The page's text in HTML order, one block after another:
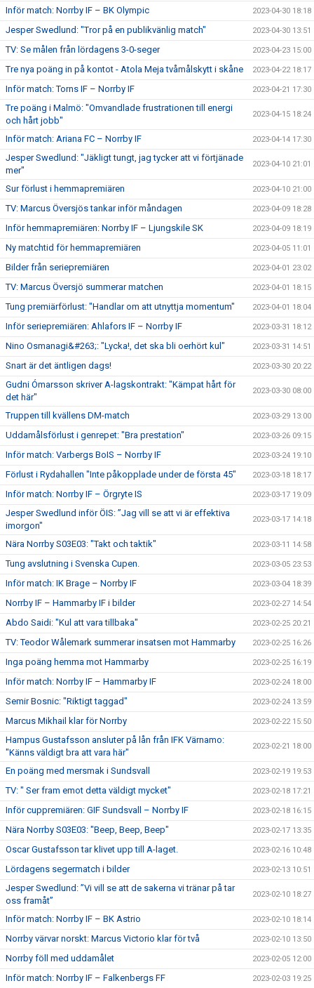
Inför match: Norrby IF – BK Olympic 2023-04-30 18:18
Jesper Swedlund: "Tror på en publikvänlig match" 2023-04-30 13:51
TV: Se målen från lördagens 3-0-seger 2023-04-23 15:00
Tre nya poäng in på kontot - Atola Meja tvåmålskytt i skåne 2023-04-22 18:17
Inför match: Torns IF – Norrby IF 2023-04-21 17:30
Tre poäng i Malmö: "Omvandlade frustrationen till energi
och hårt jobb"
2023-04-15 18:24
Inför match: Ariana FC – Norrby IF 2023-04-14 17:30
Jesper Swedlund: "Jäkligt tungt, jag tycker att vi förtjänade
mer"
2023-04-10 21:01
Sur förlust i hemmapremiären 2023-04-10 21:00
TV: Marcus Översjös tankar inför måndagen 2023-04-09 18:28
Inför hemmapremiären: Norrby IF – Ljungskile SK 2023-04-09 18:19
Ny matchtid för hemmapremiären 2023-04-05 11:01
Bilder från seriepremiären 2023-04-01 23:02
TV: Marcus Översjö summerar matchen 2023-04-01 18:15
Tung premiärförlust: "Handlar om att utnyttja momentum" 2023-04-01 18:04
Inför seriepremiären: Ahlafors IF – Norrby IF 2023-03-31 18:12
Nino Osmanagi&#263;: "Lycka!, det ska bli oerhört kul" 2023-03-31 14:51
Snart är det äntligen dags! 2023-03-30 20:22
Gudni Ómarsson skriver A-lagskontrakt: "Kämpat hårt för
det här"
2023-03-30 08:00
Truppen till kvällens DM-match 2023-03-29 13:00
Uddamålsförlust i genrepet: "Bra prestation" 2023-03-26 09:15
Inför match: Varbergs BoIS – Norrby IF 2023-03-24 19:10
Förlust i Rydahallen "Inte påkopplade under de första 45" 2023-03-18 18:17
Inför match: Norrby IF – Örgryte IS 2023-03-17 19:09
Jesper Swedlund inför ÖIS: ”Jag vill se att vi är effektiva
imorgon"
2023-03-17 14:18
Nära Norrby S03E03: "Takt och taktik" 2023-03-11 14:58
Tung avslutning i Svenska Cupen. 2023-03-05 23:53
Inför match: IK Brage – Norrby IF 2023-03-04 18:39
Norrby IF – Hammarby IF i bilder 2023-02-27 14:54
Abdo Saidi: "Kul att vara tillbaka" 2023-02-25 20:21
TV: Teodor Wålemark summerar insatsen mot Hammarby 2023-02-25 16:26
Inga poäng hemma mot Hammarby 2023-02-25 16:19
Inför match: Norrby IF – Hammarby IF 2023-02-24 18:00
Semir Bosnic: "Riktigt taggad" 2023-02-24 13:59
Marcus Mikhail klar för Norrby 2023-02-22 15:50
Hampus Gustafsson ansluter på lån från IFK Värnamo:
"Känns väldigt bra att vara här"
2023-02-21 18:00
En poäng med mersmak i Sundsvall 2023-02-19 19:53
TV: " Ser fram emot detta väldigt mycket" 2023-02-18 17:21
Inför cuppremiären: GIF Sundsvall – Norrby IF 2023-02-18 16:15
Nära Norrby S03E03: "Beep, Beep, Beep" 2023-02-17 13:35
Oscar Gustafsson tar klivet upp till A-laget. 2023-02-16 10:48
Lördagens segermatch i bilder 2023-02-13 10:51
Jesper Swedlund: ”Vi vill se att de sakerna vi tränar på tar
oss framåt”
2023-02-10 18:27
Inför match: Norrby IF – BK Astrio 2023-02-10 18:14
Norrby värvar norskt: Marcus Victorio klar för två 2023-02-10 13:50
Norrby föll med uddamålet 2023-02-05 12:00
Inför match: Norrby IF – Falkenbergs FF 2023-02-03 19:25